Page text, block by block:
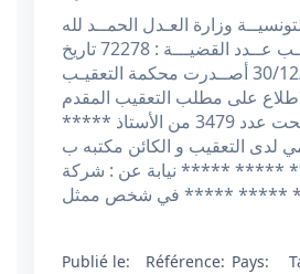
وزارة العـدل الحمــد لله
محكمــة التعقيــب عــدد القضيـــة : 72278 تاريخ
القرار: 30/12/2024 أصــدرت محكمة التعقيـب
على مطلب التعقيب المقدم
في 10/05/2024 تحت عدد 3479 من الأستاذ *****
لدى التعقيب و الكائن مكتبه ب
***** نيابة عن : شركة
***** ***** في شخص ممثل
Publié le:
Référence: Pays: